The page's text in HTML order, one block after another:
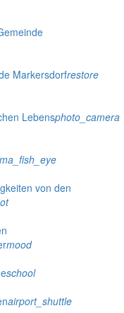
Markersdorfrestore
Lebensphoto_camera
von den
mood
school
airport_shuttle